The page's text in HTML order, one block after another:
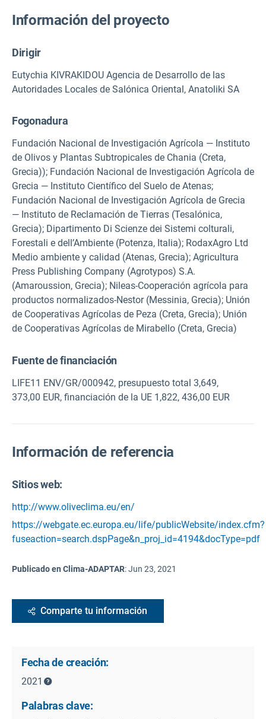
Información del proyecto
Dirigir
Eutychia KIVRAKIDOU Agencia de Desarrollo de las
Autoridades Locales de Salónica Oriental, Anatoliki SA
Fogonadura
Fundación Nacional de Investigación Agrícola — Instituto
de Olivos y Plantas Subtropicales de Chania (Creta,
Grecia)); Fundación Nacional de Investigación Agrícola de
Grecia — Instituto Científico del Suelo de Atenas;
Fundación Nacional de Investigación Agrícola de Grecia
— Instituto de Reclamación de Tierras (Tesalónica,
Grecia); Dipartimento Di Scienze dei Sistemi colturali,
Forestali e dell’Ambiente (Potenza, Italia); RodaxAgro Ltd
Medio ambiente y calidad (Atenas, Grecia); Agricultura
Press Publishing Company (Agrotypos) S.A.
(Amaroussion, Grecia); Nileas-Cooperación agrícola para
productos normalizados-Nestor (Messinia, Grecia); Unión
de Cooperativas Agrícolas de Peza (Creta, Grecia); Unión
de Cooperativas Agrícolas de Mirabello (Creta, Grecia)
Fuente de financiación
LIFE11 ENV/GR/000942, presupuesto total 3,649,
373,00 EUR, financiación de la UE 1,822, 436,00 EUR
Información de referencia
Sitios web:
http://www.oliveclima.eu/en/
https://webgate.ec.europa.eu/life/publicWebsite/index.cfm?
fuseaction=search.dspPage&n_proj_id=4194&docType=pdf
Publicado en Clima-ADAPTAR:Jun 23, 2021
Comparte tu información
Fecha de creación:
2021
Palabras clave: